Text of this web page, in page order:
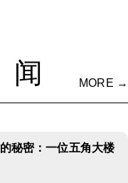
MORE →
秘密：一位五角大楼